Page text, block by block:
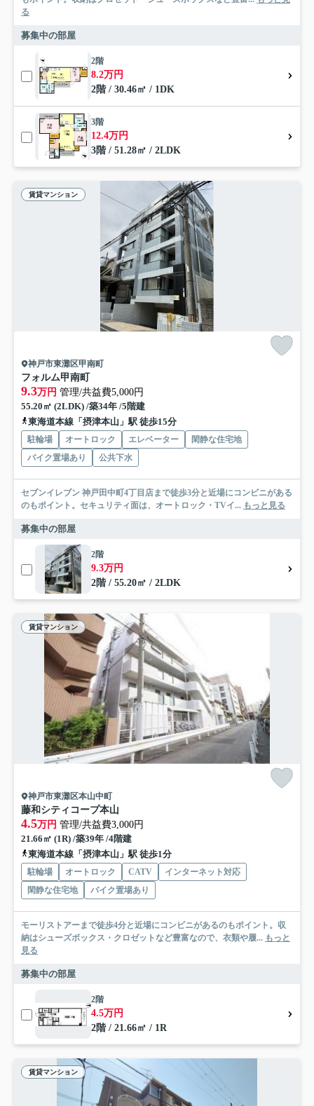
る
募集中の部屋
2階
8.2万円
2階 / 30.46㎡ / 1DK
3階
12.4万円
3階 / 51.28㎡ / 2LDK
賃貸マンション
神戸市東灘区甲南町
フォルム甲南町
9.3万円 管理/共益費5,000円
55.20㎡ (2LDK) /築34年 /5階建
東海道本線「摂津本山」駅 徒歩15分
駐輪場 オートロック エレベーター
閑静な住宅地
バイク置場あり
公共下水
セブンイレブン 神戸田中町4丁目店まで徒歩3分と近場にコンビニがある
のもポイント。セキュリティ面は、オートロック・TVイ... もっと見る
募集中の部屋
2階
9.3万円
2階 / 55.20㎡ / 2LDK
賃貸マンション
神戸市東灘区本山中町
藤和シティコープ本山
4.5万円 管理/共益費3,000円
21.66㎡ (1R) /築39年 /4階建
東海道本線「摂津本山」駅 徒歩1分
駐輪場 オートロック CATV
インターネット対応
閑静な住宅地
バイク置場あり
モーリストアーまで徒歩4分と近場にコンビニがあるのもポイント。収
納はシューズボックス・クロゼットなど豊富なので、衣類や履... もっと
見る
募集中の部屋
2階
4.5万円
2階 / 21.66㎡ / 1R
賃貸マンション